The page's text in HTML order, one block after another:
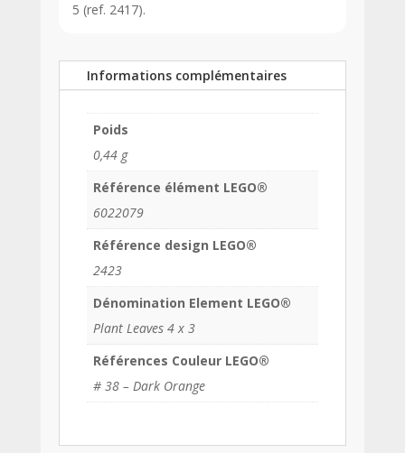
5 (ref. 2417).
Informations complémentaires
Poids
0,44 g
Référence élément LEGO®
6022079
Référence design LEGO®
2423
Dénomination Element LEGO®
Plant Leaves 4 x 3
Références Couleur LEGO®
# 38 – Dark Orange